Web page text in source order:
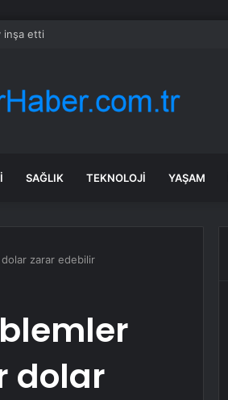
inşa etti
SAĞLIK TEKNOLOJI YAŞAM
dolar zarar edebilir
dolar